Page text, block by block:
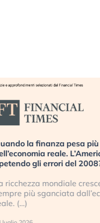
finanza pesa più
reale. L’America sta
gli errori del 2008?
mondiale cresce, ma è
sganciata dall’economia